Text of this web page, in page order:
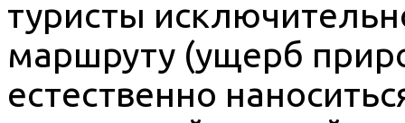
туристы
маршруту (ущерб
естественно